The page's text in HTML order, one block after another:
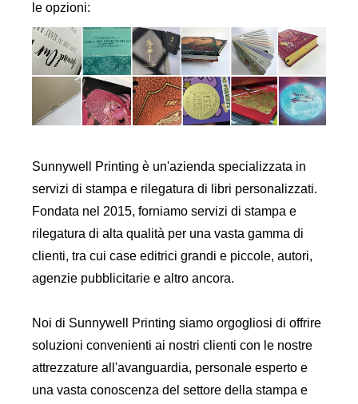
le opzioni:
Sunnywell Printing è un'azienda specializzata in
servizi di stampa e rilegatura di libri personalizzati.
Fondata nel 2015, forniamo servizi di stampa e
rilegatura di alta qualità per una vasta gamma di
clienti, tra cui case editrici grandi e piccole, autori,
agenzie pubblicitarie e altro ancora.
Noi di Sunnywell Printing siamo orgogliosi di offrire
soluzioni convenienti ai nostri clienti con le nostre
attrezzature all'avanguardia, personale esperto e
una vasta conoscenza del settore della stampa e